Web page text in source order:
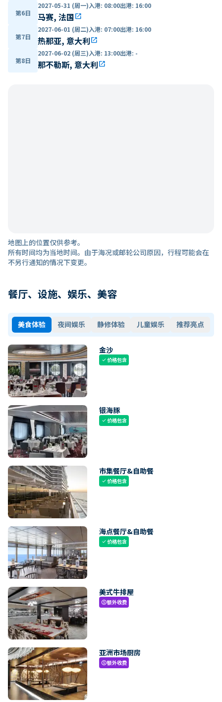
第6日
2027-05-31 (周一)入港: 08:00出港: 16:00
马赛, 法国open_in_new
第7日
2027-06-01 (周二)入港: 07:00出港: 16:00
热那亚, 意大利open_in_new
第8日
2027-06-02 (周三)入港: 13:00出港: -
那不勒斯, 意大利open_in_new
地图上的位置仅供参考。
所有时间均为当地时间。由于海况或邮轮公司原因，行程可能会在
不另行通知的情况下变更。
餐厅、设施、娱乐、美容
美食体验 夜间娱乐 静修体验 儿童娱乐 推荐亮点
金沙
check价格包含
银海豚
check价格包含
市集餐厅&自助餐
check价格包含
海点餐厅&自助餐
check价格包含
美式牛排屋
paid额外收费
亚洲市场厨房
paid额外收费